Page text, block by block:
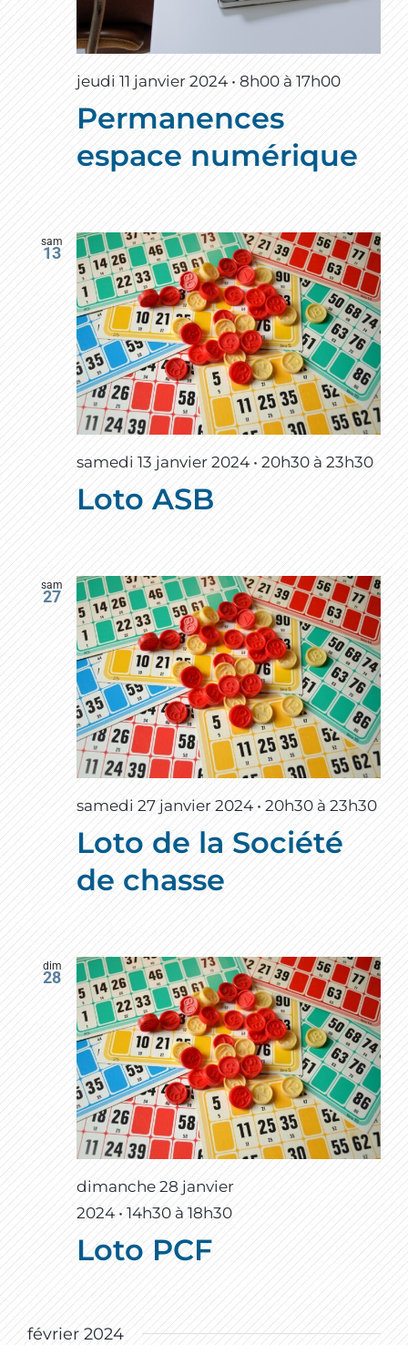
jeudi 11 janvier 2024 • 8h00à 17h00
Permanences
espace numérique
sam
13
samedi 13 janvier 2024 • 20h30 à 23h30
Loto ASB
sam
27
samedi 27 janvier 2024 • 20h30 à 23h30
Loto de la Société
de chasse
dim
28
dimanche 28 janvier
2024 • 14h30 à 18h30
Loto PCF
février 2024